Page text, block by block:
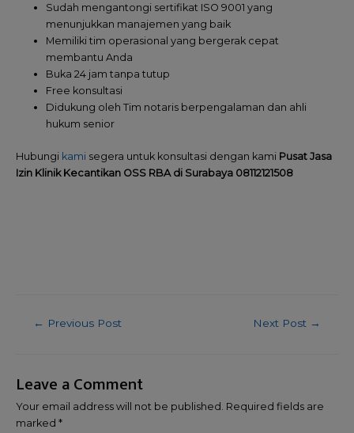
Sudah mengantongi sertifikat ISO 9001 yang
menunjukkan manajemen yang baik
Memiliki tim operasional yang bergerak cepat
membantu Anda
Buka 24 jam tanpa tutup
Free konsultasi
Didukung oleh Tim notaris berpengalaman dan ahli
hukum senior
Hubungi kami segera untuk konsultasi dengan kami Pusat Jasa
Izin Klinik Kecantikan OSS RBA di Surabaya 08112121508
Post
← Previous Post Next Post →
Leave a Comment
Your email address will not be published. Required fields are
marked *